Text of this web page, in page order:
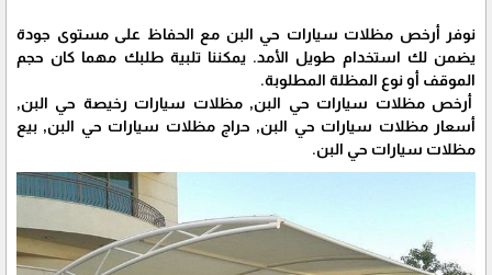
نوفر أرخص مظلات سيارات حي البن مع الحفاظ على مستوى جودة
يضمن لك استخدام طويل الأمد. يمكننا تلبية طلبك مهما كان حجم
الموقف أو نوع المظلة المطلوبة.
أرخص مظلات سيارات حي البن, مظلات سيارات رخيصة حي البن,
أسعار مظلات سيارات حي البن, حراج مظلات سيارات حي البن, بيع
مظلات سيارات حي البن.